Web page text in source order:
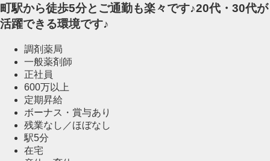
町駅から徒歩5分とご通勤も楽々です♪20代・30代が
活躍できる環境です♪
調剤薬局
一般薬剤師
正社員
600万以上
定期昇給
ボーナス・賞与あり
残業なし／ほぼなし
駅5分
在宅